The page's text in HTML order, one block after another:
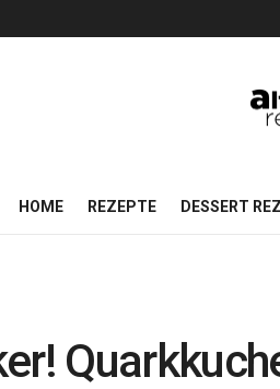
HOME REZEPTE DESSERT